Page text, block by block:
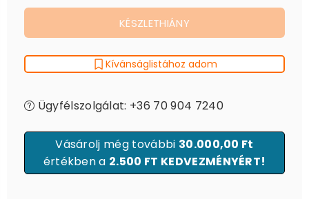
KÉSZLETHIÁNY
Kívánságlistához adom
Ügyfélszolgálat: +36 70 904 7240
Vásárolj még további 30.000,00 Ft
értékben a 2.500 FT KEDVEZMÉNYÉRT!